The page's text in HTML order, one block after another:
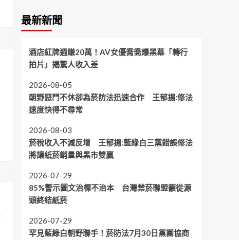
最新新聞
酒店紅牌週賺20萬！AV女優喬喬爆黑幕「轉行
拍片」揭驚人收入差
2026-08-05
朝野惡鬥不休卻為菸防法迅速合作 王郁揚:修法
速度快得不尋常
2026-08-03
菸稅收入不減反增 王郁揚:藍綠白三黨錯誤修法
將讓紙菸銷量與黑市雙贏
2026-07-29
85%警示圖文治標不治本 台灣禁菸聯盟籲從源
頭終結紙菸
2026-07-29
罕見藍綠白朝野聯手！菸防法7月30日黨團協商